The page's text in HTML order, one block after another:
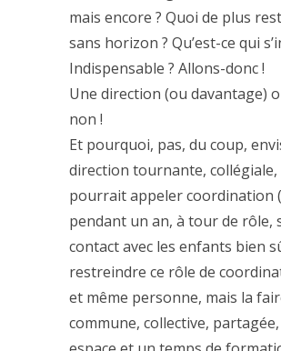
mais encore ? Quoi de plus
sans horizon ? Qu’est-ce qui
Indispensable ? Allons-donc !
Une direction (ou davantage)
non !
Et pourquoi, pas, du coup,
direction tournante, collégiale,
pourrait appeler coordination
pendant un an, à tour de rôle,
contact avec les enfants bien
restreindre ce rôle de
et même personne, mais la
commune, collective,